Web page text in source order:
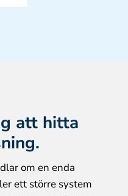
att hitta
om en enda
ett större system